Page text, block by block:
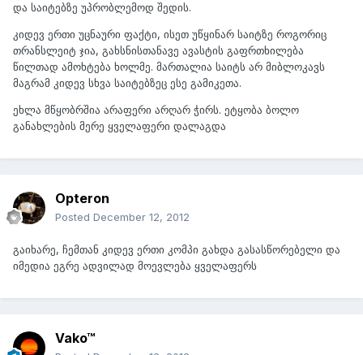
და საიტებზე უპრობლემოდ შედის.
კიდევ ერთი უცნაური ფაქტი, ისეთ უწყინარ საიტზე როგორიც
თრანსლეიტ ჯია, გახსნისთანავე ავასტის გაფრთხილება
წილთად ამოხტება ხოლმე. მართალია საიტს არ მიბლოკავს
მაგრამ კიდევ სხვა საიტებზეც ესე გამიკეთა.
ეხლა მწყობრშია არაფერი არღარ ჭირს. ეტყობა ბოლო
განახლების მერე ყველაფერი დალაგდა
Opteron
Posted December 12, 2012
გაიხარე, ჩემთან კიდევ ერთი კომპი გახდა გასასწორებელი და
იმედია ეგრე ადვილად მოევლება ყველაფერს
Vako™